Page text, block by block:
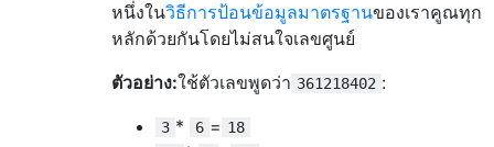
หนึ่งในวิธีการป้อนข้อมูลมาตรฐานของเราคูณทุก
หลักด้วยกันโดยไม่สนใจเลขศูนย์
ตัวอย่าง:ใช้ตัวเลขพูดว่า 361218402 :
3 * 6 = 18